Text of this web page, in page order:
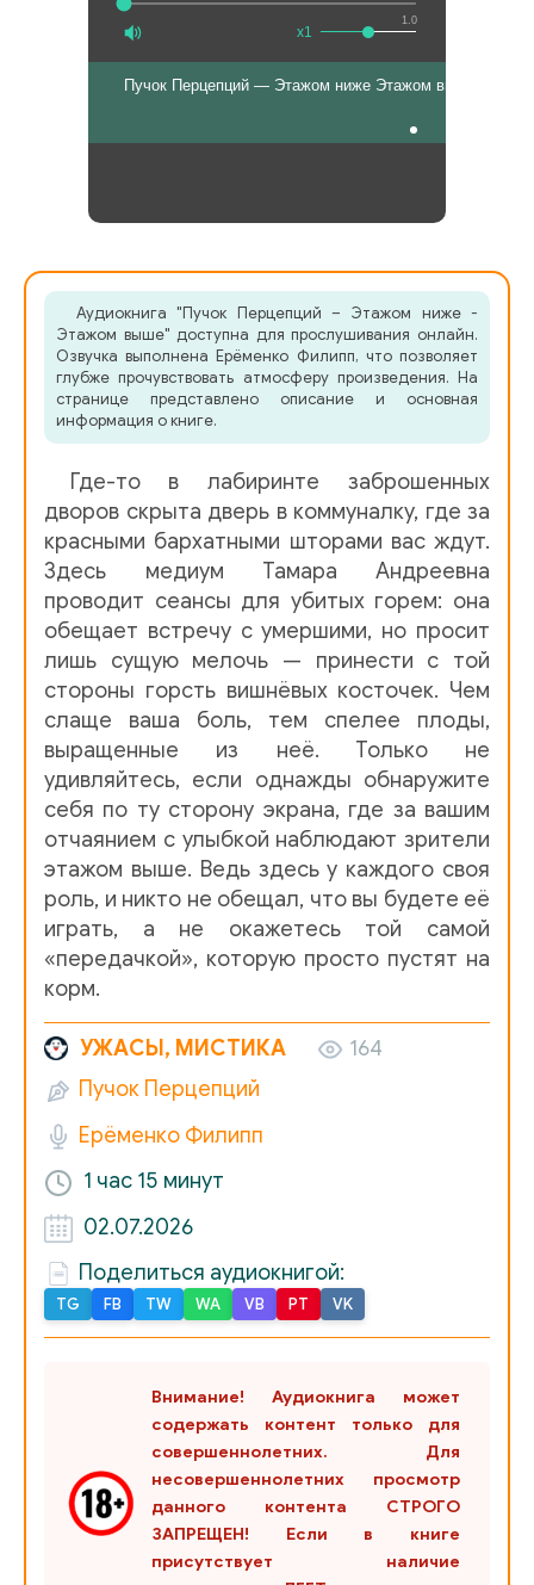
1.0
x1
Пучок Перцепций — Этажом ниже Этажом выше
Аудиокнига "Пучок Перцепций – Этажом ниже -
Этажом выше" доступна для прослушивания онлайн.
Озвучка выполнена Ерёменко Филипп, что позволяет
глубже прочувствовать атмосферу произведения. На
странице представлено описание и основная
информация о книге.
Где-то в лабиринте заброшенных
дворов скрыта дверь в коммуналку, где за
красными бархатными шторами вас ждут.
Здесь медиум Тамара Андреевна
проводит сеансы для убитых горем: она
обещает встречу с умершими, но просит
лишь сущую мелочь — принести с той
стороны горсть вишнёвых косточек. Чем
слаще ваша боль, тем спелее плоды,
выращенные из неё. Только не
удивляйтесь, если однажды обнаружите
себя по ту сторону экрана, где за вашим
отчаянием с улыбкой наблюдают зрители
этажом выше. Ведь здесь у каждого своя
роль, и никто не обещал, что вы будете её
играть, а не окажетесь той самой
«передачкой», которую просто пустят на
корм.
УЖАСЫ, МИСТИКА
164
Пучок Перцепций
Ерёменко Филипп
1 час 15 минут
02.07.2026
Поделиться аудиокнигой:
TG FB TW WA VB PT VK
Внимание! Аудиокнига может
содержать контент только для
совершеннолетних. Для
несовершеннолетних просмотр
данного контента СТРОГО
ЗАПРЕЩЕН! Если в книге
присутствует наличие